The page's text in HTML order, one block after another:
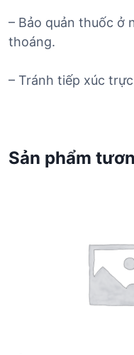
– Bảo quản thuốc ở
thoáng.
– Tránh tiếp xúc
Sản phẩm